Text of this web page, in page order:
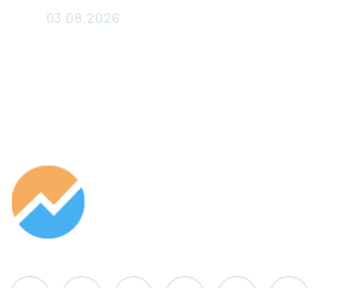
03.08.2026